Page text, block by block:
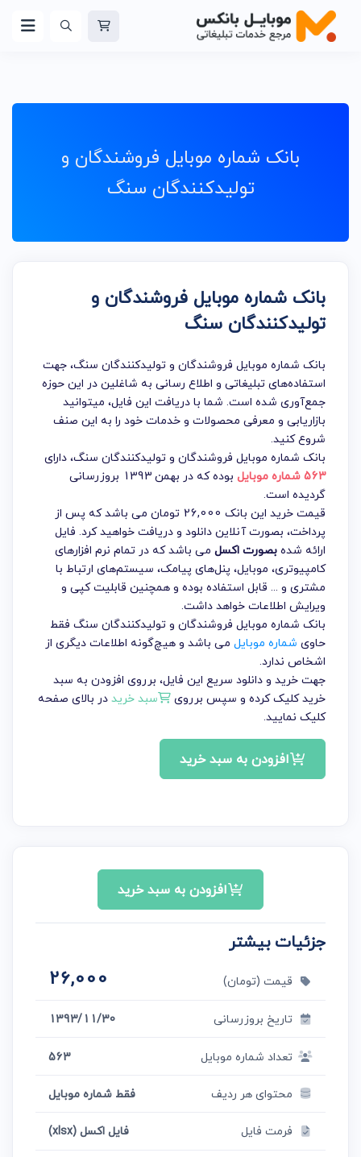
بانک شماره موبایل فروشندگان و
تولیدکنندگان سنگ
بانک شماره موبایل فروشندگان و
تولیدکنندگان سنگ
بانک شماره موبایل فروشندگان و تولیدکنندگان سنگ، جهت
استفاده‌های تبلیغاتی و اطلاع رسانی به شاغلین در این حوزه
جمع‌آوری شده است. شما با دریافت این فایل، میتوانید
بازاریابی و معرفی محصولات و خدمات خود را به این صنف
شروع کنید.
بانک شماره موبایل فروشندگان و تولیدکنندگان سنگ، دارای
563 شماره موبایل
بوده که در بهمن 1393 بروزرسانی
گردیده است.
قیمت خرید این بانک 26,000 تومان می باشد که پس از
پرداخت، بصورت آنلاین دانلود و دریافت خواهید کرد. فایل
ارائه شدهبصورت اکسل می باشد که در تمام نرم افزارهای
کامپیوتری، موبایل، پنل‌های پیامک، سیستم‌های ارتباط با
مشتری و ... قابل استفاده بوده و همچنین قابلیت کپی و
ویرایش اطلاعات خواهد داشت.
بانک شماره موبایل فروشندگان و تولیدکنندگان سنگ فقط
حاوی شماره موبایل می باشد و هیچ‌گونه اطلاعات دیگری از
اشخاص ندارد.
جهت خرید و دانلود سریع این فایل، برروی افزودن به سبد
خرید کلیک کرده و سپس برروی
سبد خریددر بالای صفحه
کلیک نمایید.
افزودن به سبد خرید
افزودن به سبد خرید
جزئیات بیشتر
قیمت (تومان) 26,000
تاریخ بروزرسانی
1393/11/30
تعداد شماره موبایل
563
محتوای هر ردیف
فقط شماره موبایل
فرمت فایل
فایل اکسل (xlsx)